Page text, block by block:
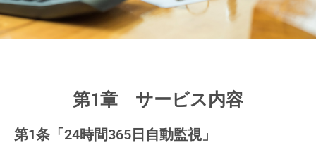
第1章 サービス内容
第1条「24時間365日自動監視」